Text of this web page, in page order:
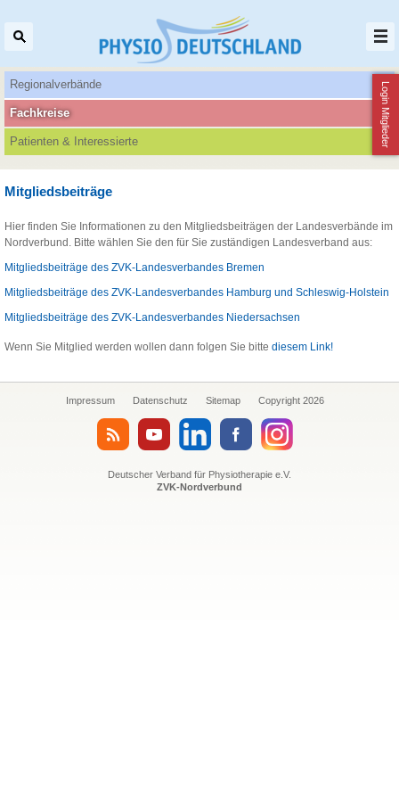
Login Mitglieder
Regionalverbände
Patienten‌ & Interessierte
Fachkreise
Mitgliedsbeiträge
Hier finden Sie Informationen zu den Mitgliedsbeiträgen der Landesverbände im
Nordverbund. Bitte wählen Sie den für Sie zuständigen Landesverband aus:
Mitgliedsbeiträge des ZVK-Landesverbandes Bremen
Mitgliedsbeiträge des ZVK-Landesverbandes Hamburg und Schleswig-Holstein
Mitgliedsbeiträge des ZVK-Landesverbandes Niedersachsen
Wenn Sie Mitglied werden wollen dann folgen Sie bitte diesem Link!
Impressum Datenschutz Sitemap Copyright 2026
Deutscher Verband für Physiotherapie e.V.
ZVK-Nordverbund